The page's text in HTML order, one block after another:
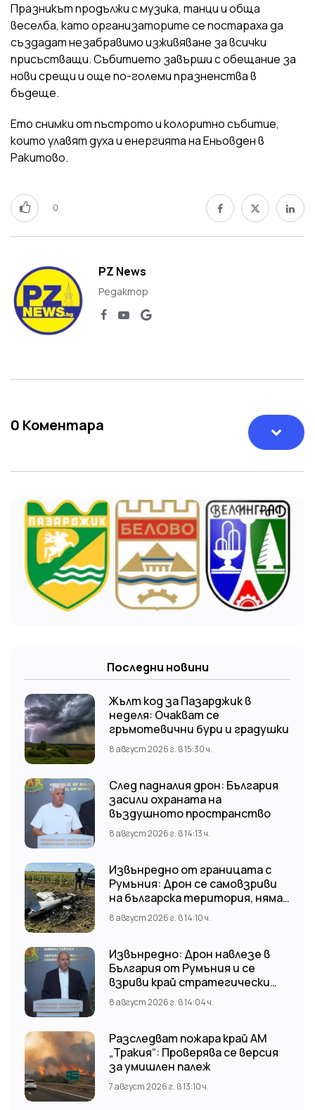
Празникът продължи с музика, танци и обща
веселба, като организаторите се постараха да
създадат незабравимо изживяване за всички
присъстващи. Събитието завърши с обещание за
нови срещи и още по-големи празненства в
бъдеще.
Ето снимки от пъстрото и колоритно събитие,
които улавят духа и енергията на Еньовден в
Ракитово.
0
PZ News
Редактор
0 Коментара
Последни новини
Жълт код за Пазарджик в
неделя: Очакват се
гръмотевични бури и градушки
8 август 2026 г. в 15:30 ч.
След падналия дрон: България
засили охраната на
въздушното пространство
8 август 2026 г. в 14:13 ч.
Извънредно от границата с
Румъния: Дрон се самовзриви
на българска територия, няма
щети
8 август 2026 г. в 14:10 ч.
Извънредно: Дрон навлезе в
България от Румъния и се
взриви край стратегически
обект
8 август 2026 г. в 14:04 ч.
Разследват пожара край АМ
„Тракия“: Проверява се версия
за умишлен палеж
7 август 2026 г. в 13:10 ч.